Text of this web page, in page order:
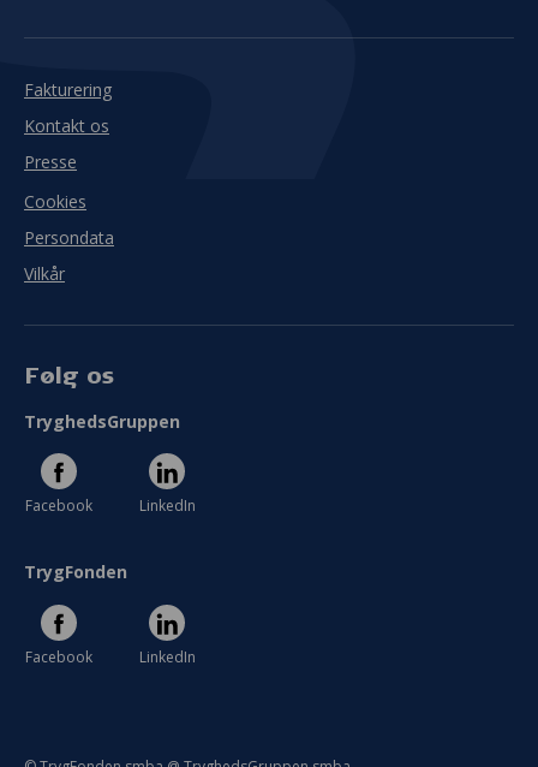
Fakturering
Kontakt os
Presse
Cookies
Persondata
Vilkår
Følg os
TryghedsGruppen
Facebook LinkedIn
TrygFonden
Facebook LinkedIn